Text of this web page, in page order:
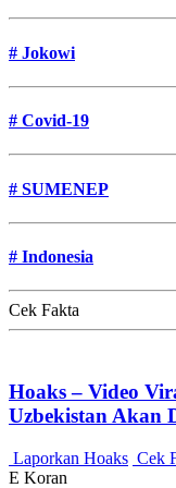
# Jokowi
# Covid-19
# SUMENEP
# Indonesia
Cek Fakta
Hoaks – Video
Uzbekistan Akan
Laporkan Hoaks Cek
E Koran